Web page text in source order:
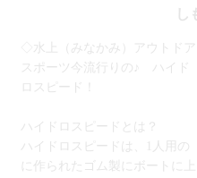
し
◇水上（みなかみ）アウトドア
スポーツ今流行りの♪ ハイド
ロスピード！
ハイドロスピードとは？
ハイドロスピードは、1人用の
に作られたゴム製にボートに上